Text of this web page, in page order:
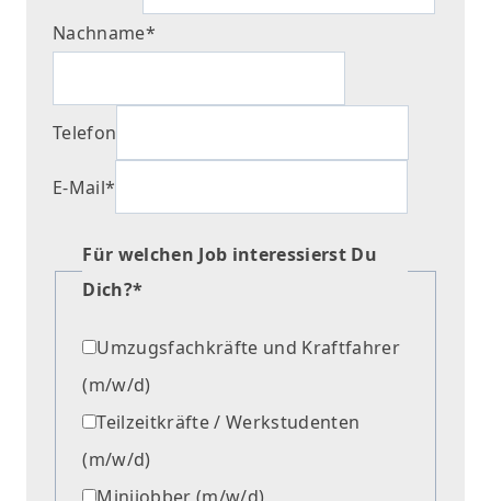
Nachname*
Telefon
E-Mail*
Für welchen Job interessierst Du
Dich?*
Umzugsfachkräfte und Kraftfahrer
(m/w/d)
Teilzeitkräfte / Werkstudenten
(m/w/d)